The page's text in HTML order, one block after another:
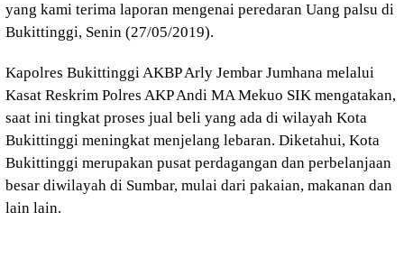
yang kami terima laporan mengenai peredaran Uang palsu di
Bukittinggi, Senin (27/05/2019).
Kapolres Bukittinggi AKBP Arly Jembar Jumhana melalui
Kasat Reskrim Polres AKP Andi MA Mekuo SIK mengatakan,
saat ini tingkat proses jual beli yang ada di wilayah Kota
Bukittinggi meningkat menjelang lebaran. Diketahui, Kota
Bukittinggi merupakan pusat perdagangan dan perbelanjaan
besar diwilayah di Sumbar, mulai dari pakaian, makanan dan
lain lain.